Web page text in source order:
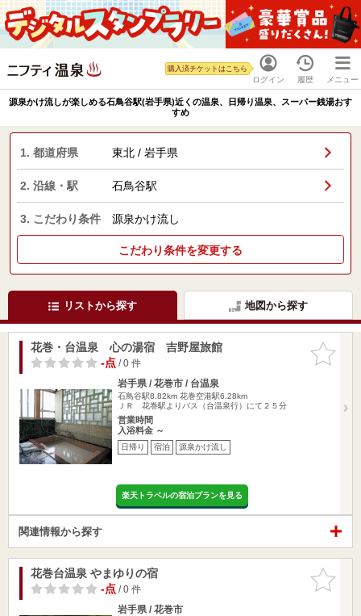
ログイン
購入済チケットはこちら
履歴 メニュー
源泉かけ流しが楽しめる石鳥谷駅(岩手県)近くの温泉、日帰り温泉、スーパー銭湯おす
すめ
1. 都道府県 東北 / 岩手県
2. 沿線・駅 石鳥谷駅
3. こだわり条件 源泉かけ流し
こだわり条件を変更する
リストから探す 地図から探す
お気に入
りに追加
花巻・台温泉 心の湯宿 吉野屋旅館
-点/ 0 件
岩手県 / 花巻市 / 台温泉
石鳥谷駅8.82km 花巻空港駅6.28km
ＪＲ 花巻駅よりバス（台温泉行）にて２５分
営業時間
入浴料金 ～
日帰り 宿泊 源泉かけ流し
楽天トラベルの宿泊プランを見る
関連情報から探す
お気に入
りに追加
花巻台温泉 やまゆりの宿
-点/ 0 件
岩手県 / 花巻市